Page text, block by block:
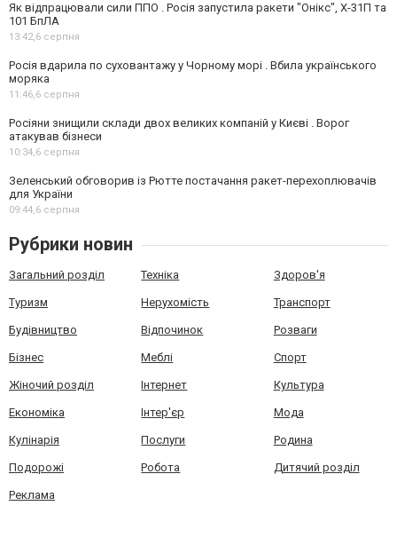
Як відпрацювали сили ППО . Росія запустила ракети "Онікс", Х-31П та
101 БпЛА
13:42,6 серпня
Росія вдарила по суховантажу у Чорному морі . Вбила українського
моряка
11:46,6 серпня
Росіяни знищили склади двох великих компаній у Києві . Ворог
атакував бізнеси
10:34,6 серпня
Зеленський обговорив із Рютте постачання ракет-перехоплювачів
для України
09:44,6 серпня
Рубрики новин
Загальний розділ Техніка Здоров'я
Туризм Нерухомість Транспорт
Будівництво Відпочинок Розваги
Бізнес Меблі Спорт
Жіночий розділ Інтернет Культура
Економіка Інтер'єр Мода
Кулінарія Послуги Родина
Подорожі Робота Дитячий розділ
Реклама